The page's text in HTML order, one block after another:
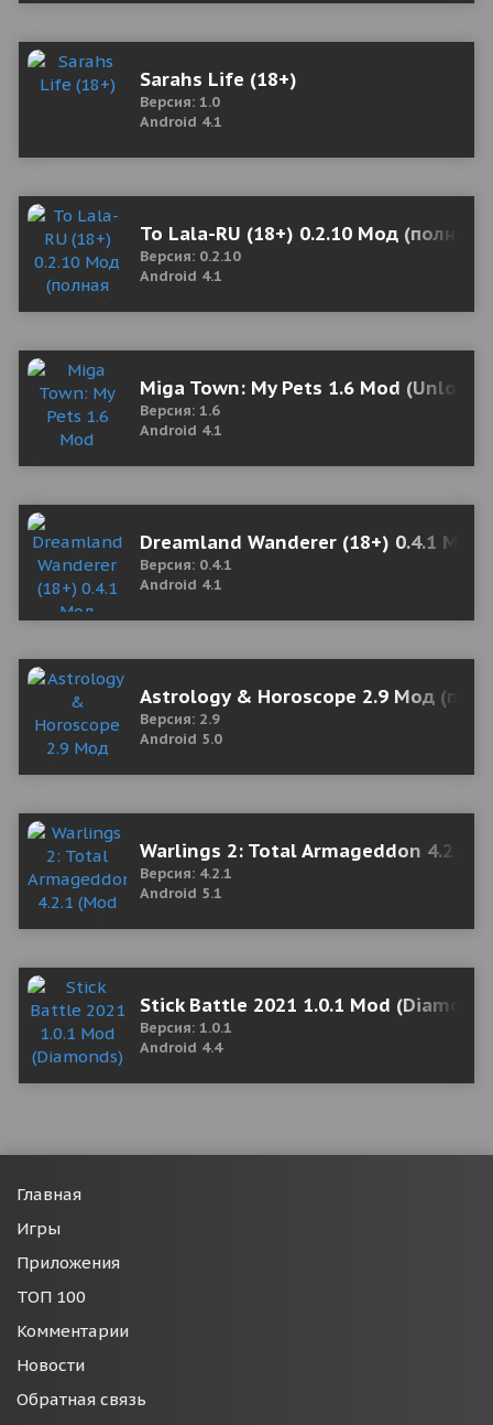
Sarahs Life (18+)
Версия: 1.0
Android 4.1
To Lala-RU (18+) 0.2.10 Мод (полная
Версия: 0.2.10
Android 4.1
Miga Town: My Pets 1.6 Mod (Unlock
Версия: 1.6
Android 4.1
Dreamland Wanderer (18+) 0.4.1 Мод
Версия: 0.4.1
Android 4.1
Astrology & Horoscope 2.9 Мод
Версия: 2.9
Android 5.0
Warlings 2: Total Armageddon 4.2.1
Версия: 4.2.1
Android 5.1
Stick Battle 2021 1.0.1 Mod
Версия: 1.0.1
Android 4.4
Главная
Игры
Приложения
ТОП 100
Комментарии
Новости
Обратная связь